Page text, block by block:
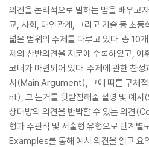
의견을 논리적으로 말하는 법을 배우고
교, 사회, 대인관계, 그리고 기술 등 초
넓은 범위의 주제를 다루고 있다. 총 10
제의 찬반의견을 지문에 수록하였고, 어
코너가 마련되어 있다. 주제에 관한 찬
시(Main Argument), 그에 따른 구체
nt), 그 논거를 뒷받침해줄 설명 및 예
상대방의 의견을 반박할 수 있는 의견
형과 주관식 및 서술형 유형으로 단계
Examples를 통해 예시 의견을 읽고 요